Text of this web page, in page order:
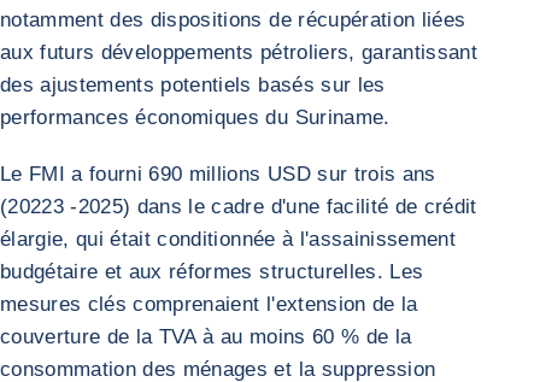
notamment des dispositions de récupération liées
aux futurs développements pétroliers, garantissant
des ajustements potentiels basés sur les
performances économiques du Suriname.
Le FMI a fourni 690 millions USD sur trois ans
(20223 -2025) dans le cadre d'une facilité de crédit
élargie, qui était conditionnée à l'assainissement
budgétaire et aux réformes structurelles. Les
mesures clés comprenaient l'extension de la
couverture de la TVA à au moins 60 % de la
consommation des ménages et la suppression